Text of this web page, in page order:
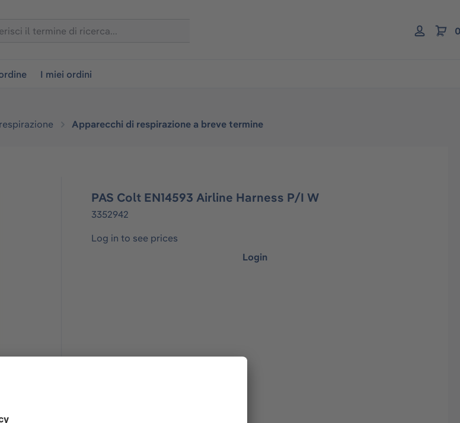
I miei ordini
Apparecchi di respirazione a breve termine
PAS Colt EN14593 Airline Harness P/I W
3352942
Log in to see prices
Login